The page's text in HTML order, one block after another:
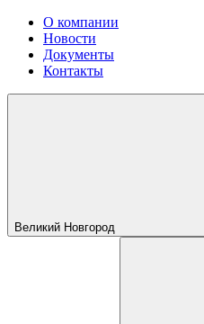
О компании
Новости
Документы
Контакты
Великий Новгород